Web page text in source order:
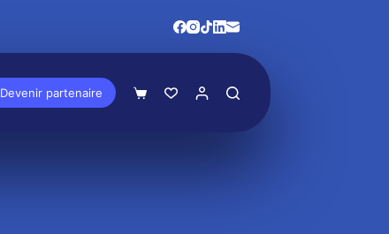
Devenir partenaire
Panier